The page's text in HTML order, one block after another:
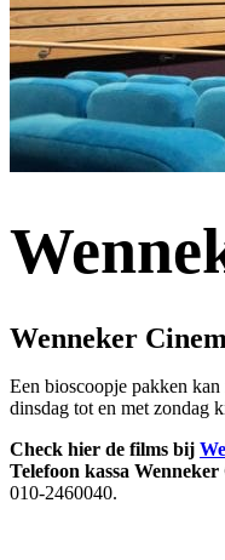
Wenneker
Een bioscoopje pakken
dinsdag tot en met zondag
Check hier de films bij
Telefoon kassa Wenneker
010-2460040.